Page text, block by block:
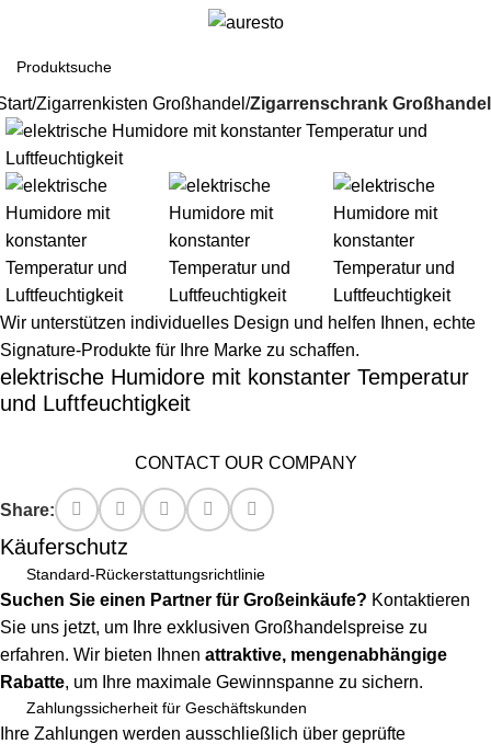
Zigarrenkisten Großhandel Zigarrenschrank Großhandel
Wir unterstützen individuelles Design und helfen Ihnen, echte
Signature-Produkte für Ihre Marke zu schaffen.
elektrische Humidore mit konstanter Temperatur
und Luftfeuchtigkeit
CONTACT OUR COMPANY
Share:
Käuferschutz
Standard-Rückerstattungsrichtlinie
Suchen Sie einen Partner für Großeinkäufe? Kontaktieren
Sie uns jetzt, um Ihre exklusiven Großhandelspreise zu
erfahren. Wir bieten Ihnen attraktive, mengenabhängige
Rabatte, um Ihre maximale Gewinnspanne zu sichern.
Zahlungssicherheit für Geschäftskunden
Ihre Zahlungen werden ausschließlich über geprüfte